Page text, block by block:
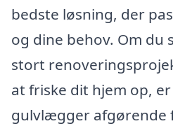
bedste løsning, der
og dine behov. Om du
stort
at friske dit hjem op,
gulvlægger afgørende